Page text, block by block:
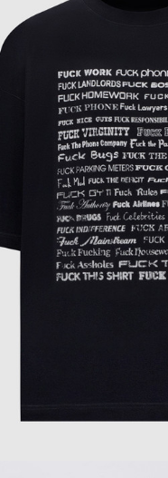
"Fuj everything", вишивка